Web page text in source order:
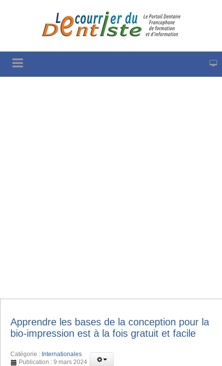
Apprendre les bases de la conception pour la
bio-impression est à la fois gratuit et facile
Catégorie : Internationales
Publication : 9 mars 2024